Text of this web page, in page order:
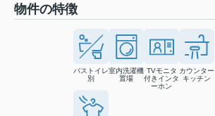
物件の特徴
バストイレ
別
室内洗濯機
置場
TVモニタ
付きインタ
ーホン
カウンター
キッチン